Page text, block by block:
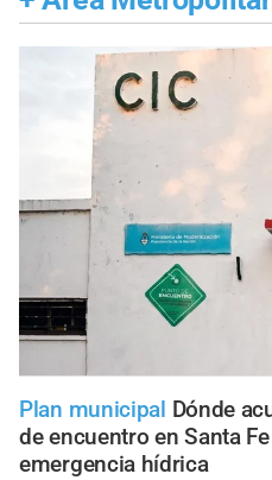
Plan municipal Dónde
de encuentro en Santa
emergencia hídrica